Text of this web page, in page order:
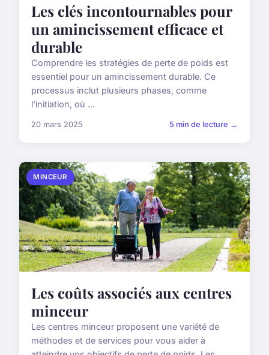
Les clés incontournables pour
un amincissement efficace et
durable
Comprendre les stratégies de perte de poids est
essentiel pour un amincissement durable. Ce
processus inclut plusieurs phases, comme
l'initiation, où ...
20 mars 2025 5 min de lecture →
MINCEUR
Les coûts associés aux centres
minceur
Les centres minceur proposent une variété de
méthodes et de services pour vous aider à